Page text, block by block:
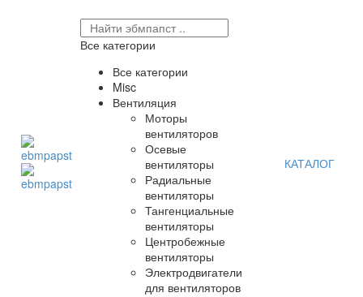
Все категории
Все категории
Misc
Вентиляция
Моторы
вентиляторов
Осевые
вентиляторы
Радиальные
вентиляторы
Тангенциальные
вентиляторы
Центробежные
вентиляторы
Электродвигатели
для вентиляторов
КАТАЛОГ